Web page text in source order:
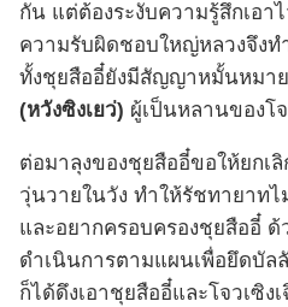
กัน แต่ต้องระงับความรู้สึกเอา
ความรับผิดชอบใหญ่หลวงจึงท
ทั้งชุยสืออี๋ยังมีสัญญาหมั้นหมา
(หวังซิงเยว่) ผู้เป็นหลานของโ
ต่อมาลุงของชุยสืออี๋ขอให้ยกเ
วุ่นวายในวัง ทำให้รัชทายาทไ
และอยากครอบครองชุยสืออี๋
ดำเนินการตามแผนเพื่อยึดบัล
ก็ได้ดึงเอาชุยสืออี๋และโจวเซิง